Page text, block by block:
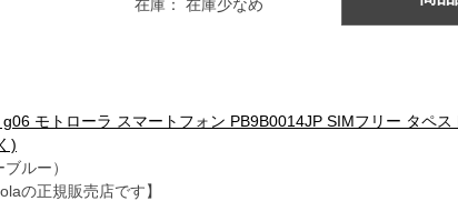
在庫：
在庫少なめ
モトローラ スマートフォン PB9B0014JP SIMフリー タペ
)
ルー）
の正規販売店です】